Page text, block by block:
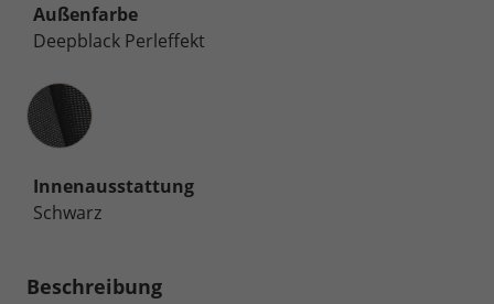
Außenfarbe
Deepblack Perleffekt
Innenausstattung
Innenausstattung
Schwarz
Beschreibung